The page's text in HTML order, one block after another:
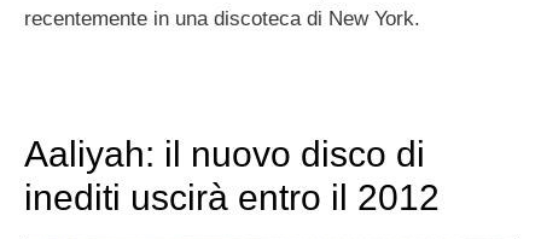
recentemente in una discoteca di New York.
Aaliyah: il nuovo disco di
inediti uscirà entro il 2012